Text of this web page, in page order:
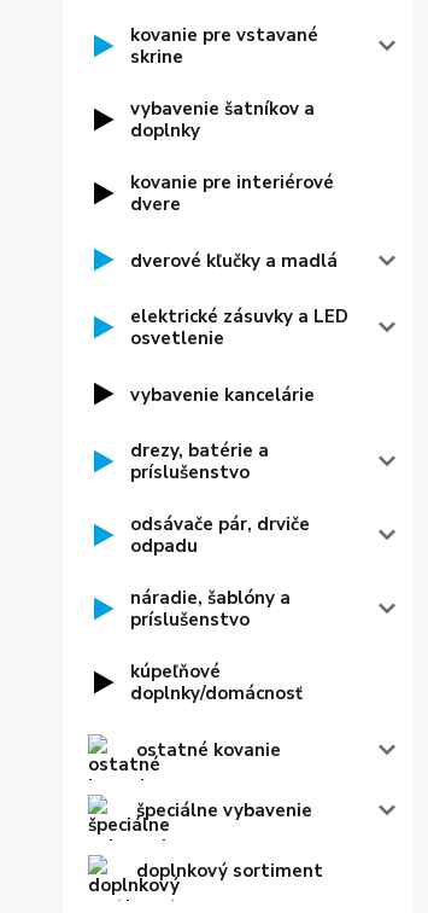
kovanie pre vstavané
skrine
vybavenie šatníkov a
doplnky
kovanie pre interiérové
dvere
dverové kľučky a madlá
elektrické zásuvky a LED
osvetlenie
vybavenie kancelárie
drezy, batérie a
príslušenstvo
odsávače pár, drviče
odpadu
náradie, šablóny a
príslušenstvo
kúpeľňové
doplnky/domácnosť
ostatné kovanie
špeciálne vybavenie
doplnkový sortiment